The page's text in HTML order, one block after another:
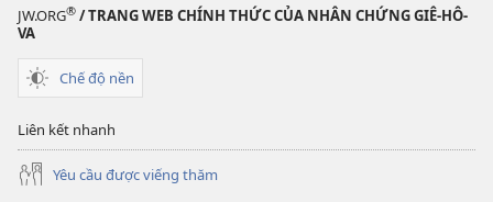
JW.ORG® / TRANG WEB CHÍNH THỨC CỦA NHÂN CHỨNG GIÊ-HÔ-
VA
Chế độ nền
Liên kết nhanh
Yêu cầu được viếng thăm